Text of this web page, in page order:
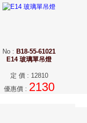
No : B18-55-61021
E14 玻璃單吊燈
定 價: 12810
優惠價: 2130